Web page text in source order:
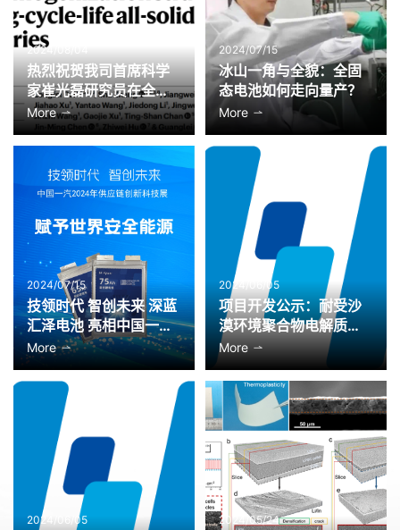
2024/08/04
热烈祝贺我司首席科学
家崔光磊研究员在全固
态电池领域再次取得重
大突破，相关成果刊登
在国际学术期刊《自然·
能源》。
More
2024/07/15
冰山一角与全貌：全固
态电池如何走向量产？
More
2024/07/15
技领时代 智创未来 深蓝
汇泽电池 亮相中国一汽
2024年供应链创新科技
展
More
2024/06/05
项目开发公示：耐受沙
漠环境聚合物电解质磷
酸铁锂储能电池开发
More
2024/06/05 2024/05/24